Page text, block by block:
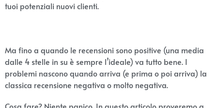
tuoi potenziali nuovi clienti.
Ma fino a quando le recensioni sono positive (una media
dalle 4 stelle in su è sempre l’ideale) va tutto bene. I
problemi nascono quando arriva (e prima o poi arriva) la
classica recensione negativa o molto negativa.